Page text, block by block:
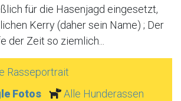
für die Hasenjagd eingesetzt,
Kerry (daher sein Name) ; Der
der Zeit so ziemlich...
Rasseportrait
Fotos
Alle Hunderassen